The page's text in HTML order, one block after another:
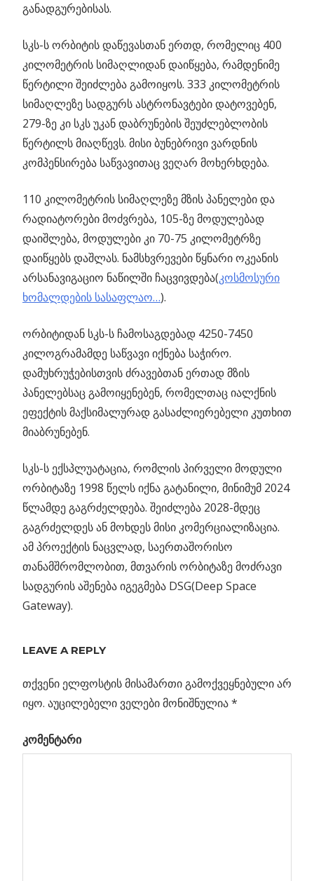
განადგურებისას.
სკს-ს ორბიტის დაწევასთან ერთდ, რომელიც 400
კილომეტრის სიმაღლიდან დაიწყება, რამდენიმე
წერტილი შეიძლება გამოიყოს. 333 კილომეტრის
სიმაღლეზე სადგურს ასტრონავტები დატოვებენ,
279-ზე კი სკს უკან დაბრუნების შეუძლებლობის
წერტილს მიაღწევს. მისი ბუნებრივი ვარდნის
კომპენსირება საწვავითაც ვეღარ მოხერხდება.
110 კილომეტრის სიმაღლეზე მზის პანელები და
რადიატორები მოძვრება, 105-ზე მოდულებად
დაიშლება, მოდულები კი 70-75 კილომეტრზე
დაიწყებს დაშლას. ნამსხვრევები წყნარი ოკეანის
არსანავიგაციო ნაწილში ჩაცვივდება(კოსმოსური
ხომალდების სასაფლაო…).
ორბიტიდან სკს-ს ჩამოსაგდებად 4250-7450
კილოგრამამდე საწვავი იქნება საჭირო.
დამუხრუჭებისთვის ძრავებთან ერთად მზის
პანელებსაც გამოიყენებენ, რომელთაც იალქნის
ეფექტის მაქსიმალურად გასაძლიერებელი კუთხით
მიაბრუნებენ.
სკს-ს ექსპლუატაცია, რომლის პირველი მოდული
ორბიტაზე 1998 წელს იქნა გატანილი, მინიმუმ 2024
წლამდე გაგრძელდება. შეიძლება 2028-მდეც
გაგრძელდეს ან მოხდეს მისი კომერციალიზაცია.
ამ პროექტის ნაცვლად, საერთაშორისო
თანამშრომლობით, მთვარის ორბიტაზე მოძრავი
სადგურის აშენება იგეგმება DSG(Deep Space
Gateway).
ნავიგაცია
Previous
ნეიტრონული
მასის ზედა
ზღვარი
LEAVE A REPLY
თქვენი ელფოსტის მისამართი გამოქვეყნებული არ
იყო. აუცილებელი ველები მონიშნულია*
კომენტარი